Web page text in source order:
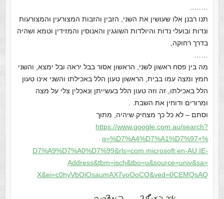
תנו רבנן אלו שעושין את השני, הזבין והזבות המצורעין והמצורעות
ונדות ובועלי נדות והיולדות השוגגין והאנוסין והמזידין וטמא ושהיה
בדרך רחוקה,
מה בין פסח ראשון לשני, הראשון אסור בבל יראה ובל ימצא, והשני
חמץ ומצה עמו בבית, הראשון טעון הלל באכילתו והשני אינו טעון
הלל באכילתו, זה וזה טעון הלל בעשייתן ונאכלין צלי על מצה
ומרורים ודוחין את השבת. .
וסתם – לא כל כך מצחיק שיהיה, מתוך
https://www.google.com.au/search?
q=%D7%A4%D7%A1%D7%97+%
D7%A9%D7%A0%D7%99&rls=com. microsoft:en-AU:IE-
Address&tbm=isch&tbo=u&source=univ&sa=
X&ei=c0hyVbOiOsaumAX7voOoCQ&ved=0CEMQsAQ